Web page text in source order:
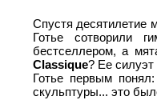
Спустя десятилетие
Готье сотворили
бестселлером, а
Classique? Ее силуэт
Готье первым
скульптуры... это